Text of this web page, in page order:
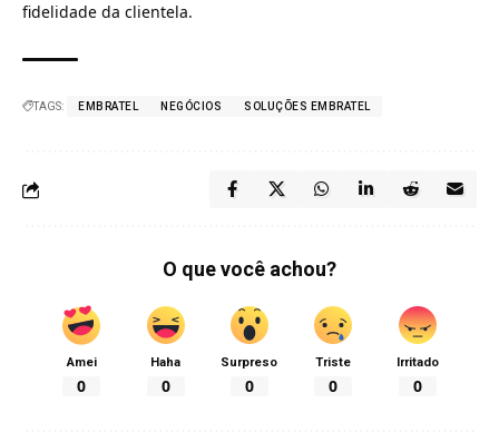
fidelidade da clientela.
TAGS: EMBRATEL NEGÓCIOS SOLUÇÕES EMBRATEL
O que você achou?
Amei
0
Haha
0
Surpreso
0
Triste
0
Irritado
0